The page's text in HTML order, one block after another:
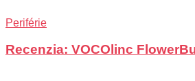
Periférie
Recenzia: VOCOlinc